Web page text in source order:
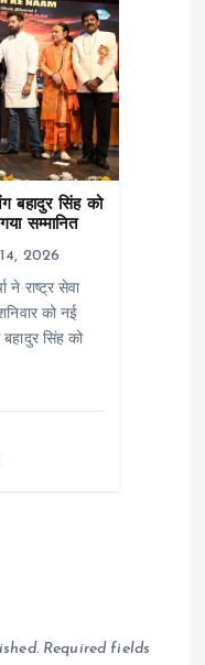
बहादुर सिंह को
सम्मानित
2026
ने राष्ट्र सेवा
को नई
सिंह को
Required fields